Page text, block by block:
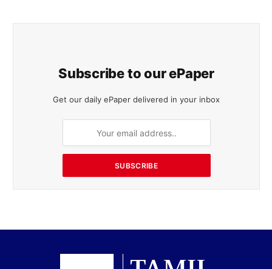
Subscribe to our ePaper
Get our daily ePaper delivered in your inbox
SUBSCRIBE